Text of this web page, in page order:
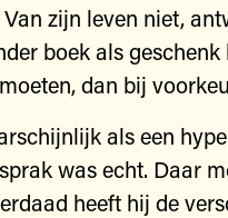
zijn leven niet,
boek als
dan bij
als een
was echt. Daar
heeft hij de